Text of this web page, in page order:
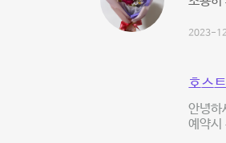
2023-
호스
안녕하
예약시